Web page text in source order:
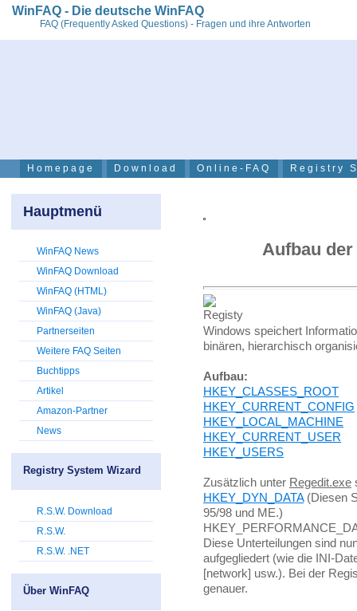
WinFAQ - Die deutsche WinFAQ
FAQ (Frequently Asked Questions) - Fragen und ihre Antworten
Homepage Download Online-FAQ Registry
Aufbau
Windows speichert
binären, hierarchisch
Aufbau:
HKEY_CLASSES_ROOT
HKEY_CURRENT_CONFIG
HKEY_LOCAL_MACHINE
HKEY_CURRENT_USER
HKEY_USERS
Zusätzlich unter Regedit.exe
HKEY_DYN_DATA(Diesen
95/98 und ME.)
Diese Unterteilungen sind
aufgegliedert (wie die INI-
[network] usw.). Bei der
genauer.
Hauptmenü
WinFAQ News
WinFAQ Download
WinFAQ (HTML)
WinFAQ (Java)
Partnerseiten
Weitere FAQ Seiten
Buchtipps
Artikel
Amazon-Partner
News
Registry System Wizard
R.S.W. Download
R.S.W.
R.S.W. .NET
Über WinFAQ